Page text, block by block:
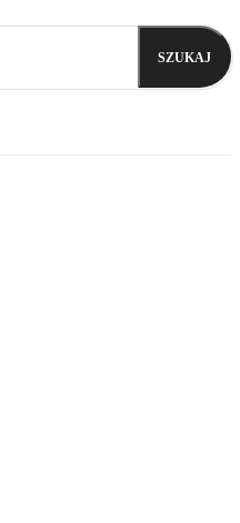
SZUKAJ